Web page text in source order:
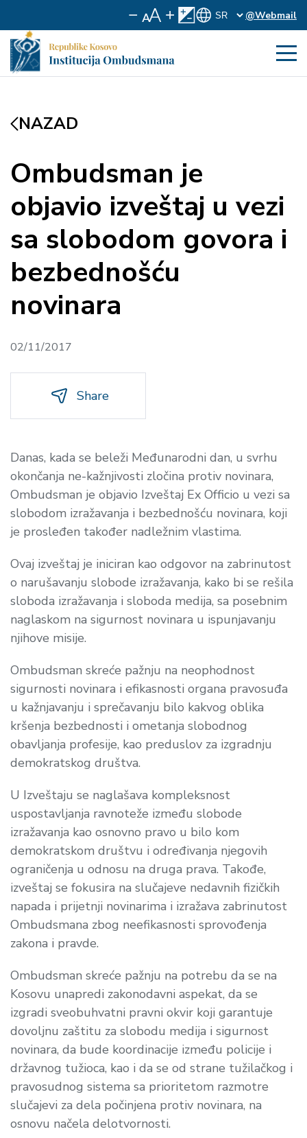
@Webmail
NAZAD
Ombudsman je
objavio izveštaj u vezi
sa slobodom govora i
bezbednošću
novinara
02/11/2017
Share
Danas, kada se beleži Međunarodni dan, u svrhu
okončanja ne-kažnjivosti zločina protiv novinara,
Ombudsman je objavio Izveštaj Ex Officio u vezi sa
slobodom izražavanja i bezbednošću novinara, koji
je prosleđen također nadležnim vlastima.
Ovaj izveštaj je iniciran kao odgovor na zabrinutost
o narušavanju slobode izražavanja, kako bi se rešila
sloboda izražavanja i sloboda medija, sa posebnim
naglaskom na sigurnost novinara u ispunjavanju
njihove misije.
Ombudsman skreće pažnju na neophodnost
sigurnosti novinara i efikasnosti organa pravosuđa
u kažnjavanju i sprečavanju bilo kakvog oblika
kršenja bezbednosti i ometanja slobodnog
obavljanja profesije, kao preduslov za izgradnju
demokratskog društva.
U Izveštaju se naglašava kompleksnost
uspostavljanja ravnoteže između slobode
izražavanja kao osnovno pravo u bilo kom
demokratskom društvu i određivanja njegovih
ograničenja u odnosu na druga prava. Takođe,
izveštaj se fokusira na slučajeve nedavnih fizičkih
napada i prijetnji novinarima i izražava zabrinutost
Ombudsmana zbog neefikasnosti sprovođenja
zakona i pravde.
Ombudsman skreće pažnju na potrebu da se na
Kosovu unapredi zakonodavni aspekat, da se
izgradi sveobuhvatni pravni okvir koji garantuje
dovoljnu zaštitu za slobodu medija i sigurnost
novinara, da bude koordinacije između policije i
državnog tužioca, kao i da se od strane tužilačkog i
pravosudnog sistema sa prioritetom razmotre
slučajevi za dela počinjena protiv novinara, na
osnovu načela delotvornosti.